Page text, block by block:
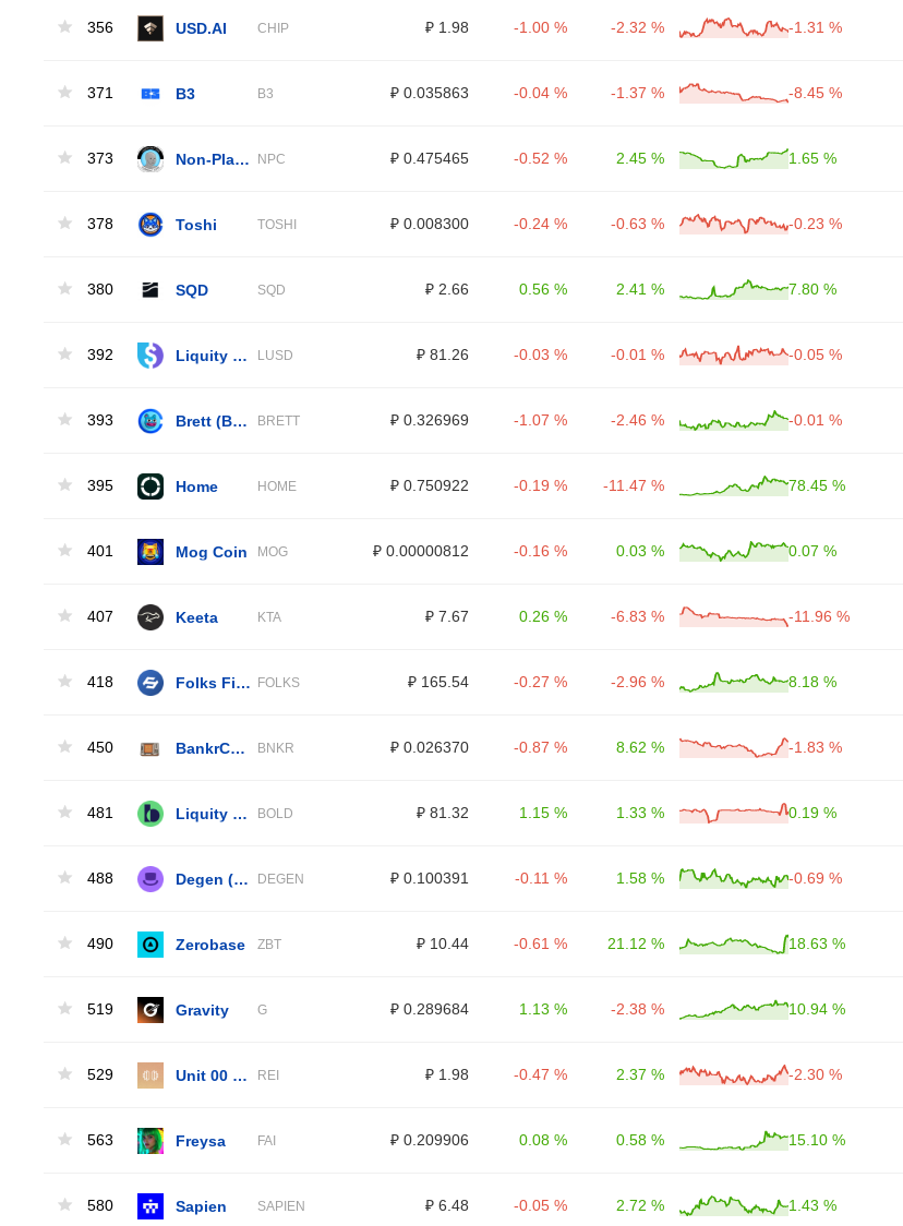
356 USD.AI CHIP ₽ 1.98 -1.00 % -2.32 % -1.31 %
371 B3 B3 ₽ 0.035863 -0.04 % -1.37 % -8.45 %
373 NPC ₽ 0.475465 -0.52 % 2.45 % 1.65 %
378 Toshi TOSHI ₽ 0.008300 -0.24 % -0.63 % -0.23 %
380 SQD SQD ₽ 2.66 0.56 % 2.41 % 7.80 %
392 LUSD ₽ 81.26 -0.03 % -0.01 % -0.05 %
393 BRETT ₽ 0.326969 -1.07 % -2.46 % -0.01 %
395 Home HOME ₽ 0.750922 -0.19 % -11.47 % 78.45 %
401 Mog Coin MOG ₽ 0.00000812 -0.16 % 0.03 % 0.07 %
407 Keeta KTA ₽ 7.67 0.26 % -6.83 % -11.96 %
418 FOLKS ₽ 165.54 -0.27 % -2.96 % 8.18 %
450 BNKR ₽ 0.026370 -0.87 % 8.62 % -1.83 %
481 BOLD ₽ 81.32 1.15 % 1.33 % 0.19 %
488 DEGEN ₽ 0.100391 -0.11 % 1.58 % -0.69 %
490 Zerobase ZBT ₽ 10.44 -0.61 % 21.12 % 18.63 %
519 Gravity G ₽ 0.289684 1.13 % -2.38 % 10.94 %
529 REI ₽ 1.98 -0.47 % 2.37 % -2.30 %
563 Freysa FAI ₽ 0.209906 0.08 % 0.58 % 15.10 %
580 Sapien SAPIEN ₽ 6.48 -0.05 % 2.72 % 1.43 %